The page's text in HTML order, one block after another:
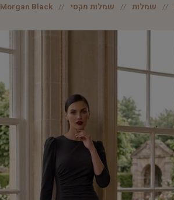
שמלות שמלות מקסי Morgan Black